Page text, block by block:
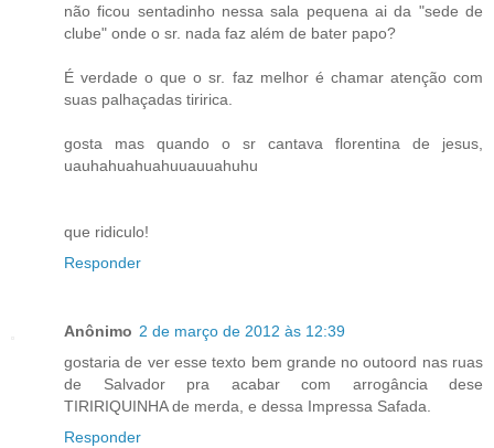
não ficou sentadinho nessa sala pequena ai da "sede de
clube" onde o sr. nada faz além de bater papo?
É verdade o que o sr. faz melhor é chamar atenção com
suas palhaçadas tiririca.
gosta mas quando o sr cantava florentina de jesus,
uauhahuahuahuuauuahuhu
que ridiculo!
Responder
Anônimo 2 de março de 2012 às 12:39
gostaria de ver esse texto bem grande no outoord nas ruas
de Salvador pra acabar com arrogância dese
TIRIRIQUINHA de merda, e dessa Impressa Safada.
Responder